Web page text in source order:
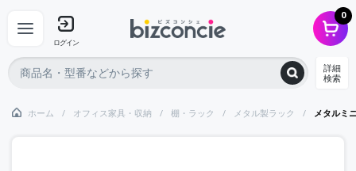
ログイン
0
詳細
検索
ホーム オフィス家具・収納 棚・ラック メタル製ラック メタルミ